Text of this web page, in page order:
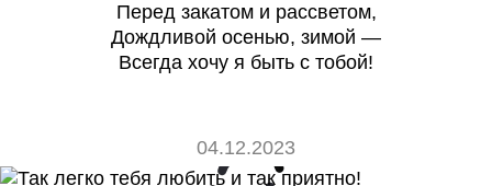
Перед закатом и рассветом,
Дождливой осенью, зимой —
Всегда хочу я быть с тобой!
04.12.2023